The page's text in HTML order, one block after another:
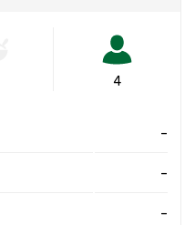
4
-
-
-